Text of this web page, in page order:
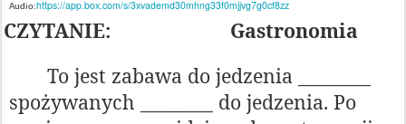
Audio:https://app.box.com/s/3xvademd30mhng33f0mjjvg7g0cf8zz
CZYTANIE:
Gastronomia
To jest zabawa do jedzenia ________
spożywanych ________ do jedzenia. Po